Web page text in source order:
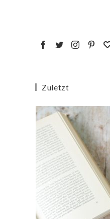
Zuletzt